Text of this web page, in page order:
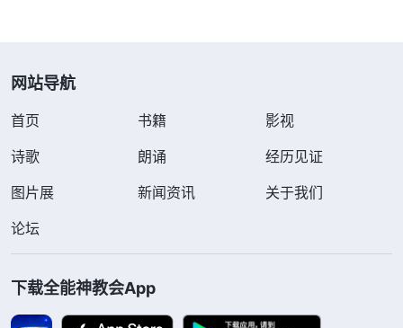
网站导航
首页 书籍
影视
诗歌
朗诵
经历见证
图片展
新闻资讯
关于我们
论坛
下载全能神教会App